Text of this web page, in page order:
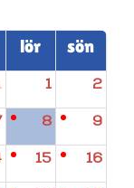
lör sön
1 2
8 9
15 16